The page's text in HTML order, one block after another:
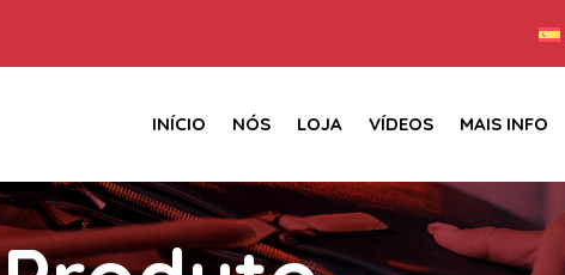
INÍCIO NÓS LOJA VÍDEOS MAIS INFO